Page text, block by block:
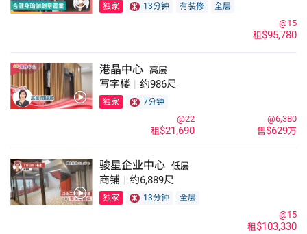
独家 13分钟 有装修 全层
租$95,780
@15
港晶中心 高层
写字楼 约986尺
独家 7分钟
售$629万
@6,380
租$21,690
@22
骏星企业中心 低层
商铺 约6,889尺
独家 13分钟 全层
租$103,330
@15